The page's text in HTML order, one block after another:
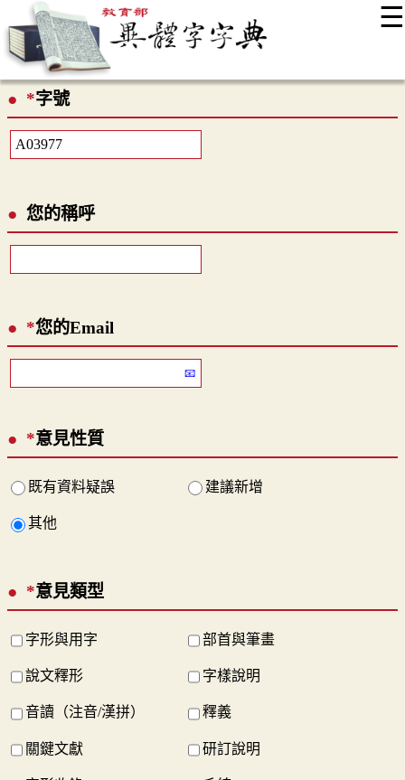
☰
最新消息
*字號
您的稱呼
*您的Email
*意見性質
既有資料疑誤 建議新增
其他
*意見類型
字形與用字 部首與筆畫
說文釋形 字樣說明
音讀（注音/漢拼） 釋義
關鍵文獻 研訂說明